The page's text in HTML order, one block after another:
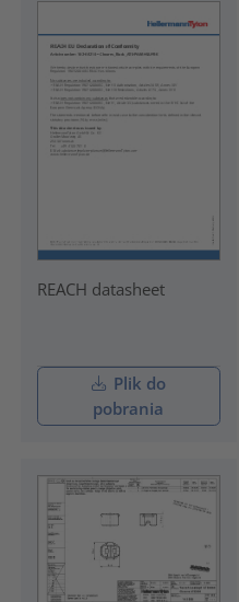
REACH datasheet
Plik do
pobrania